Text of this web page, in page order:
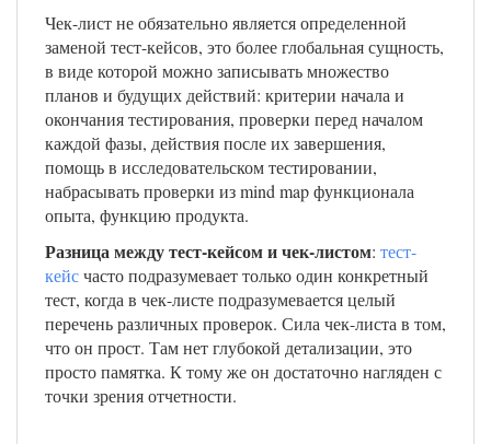
Чек-лист не обязательно является определенной
заменой тест-кейсов, это более глобальная сущность,
в виде которой можно записывать множество
планов и будущих действий: критерии начала и
окончания тестирования, проверки перед началом
каждой фазы, действия после их завершения,
помощь в исследовательском тестировании,
набрасывать проверки из mind map функционала
опыта, функцию продукта.
Разница между тест-кейсом и чек-листом: тест-
кейсчасто подразумевает только один конкретный
тест, когда в чек-листе подразумевается целый
перечень различных проверок. Сила чек-листа в том,
что он прост. Там нет глубокой детализации, это
просто памятка. К тому же он достаточно нагляден с
точки зрения отчетности.